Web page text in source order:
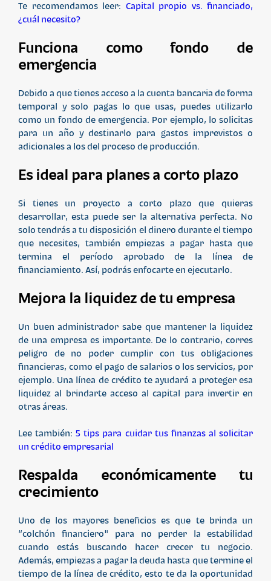
Te recomendamos leer: Capital propio vs. financiado,
¿cuál necesito?
Funciona como fondo de
emergencia
Debido a que tienes acceso a la cuenta bancaria de forma
temporal y solo pagas lo que usas, puedes utilizarlo
como un fondo de emergencia. Por ejemplo, lo solicitas
para un año y destinarlo para gastos imprevistos o
adicionales a los del proceso de producción.
Es ideal para planes a corto plazo
Si tienes un proyecto a corto plazo que quieras
desarrollar, esta puede ser la alternativa perfecta. No
solo tendrás a tu disposición el dinero durante el tiempo
que necesites, también empiezas a pagar hasta que
termina el período aprobado de la línea de
financiamiento. Así, podrás enfocarte en ejecutarlo.
Mejora la liquidez de tu empresa
Un buen administrador sabe que mantener la liquidez
de una empresa es importante. De lo contrario, corres
peligro de no poder cumplir con tus obligaciones
financieras, como el pago de salarios o los servicios, por
ejemplo. Una línea de crédito te ayudará a proteger esa
liquidez al brindarte acceso al capital para invertir en
otras áreas.
Lee también:5 tips para cuidar tus finanzas al solicitar
un crédito empresarial
Respalda económicamente tu
crecimiento
Uno de los mayores beneficios es que te brinda un
“colchón financiero" para no perder la estabilidad
cuando estás buscando hacer crecer tu negocio.
Además, empiezas a pagar la deuda hasta que termine el
tiempo de la línea de crédito, esto te da la oportunidad